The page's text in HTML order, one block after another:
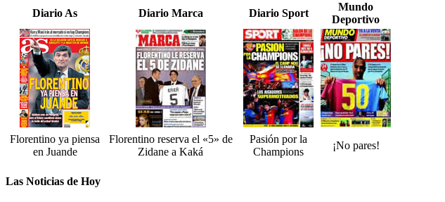
Diario As Diario Marca Diario Sport
Mundo
Deportivo
Florentino ya piensa
en Juande
Florentino reserva el «5» de
Zidane a Kaká
Pasión por la
Champions
¡No pares!
Las Noticias de Hoy